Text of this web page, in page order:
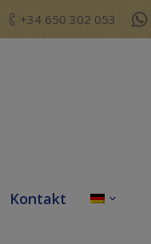
+34 650 302 053
Kontakt